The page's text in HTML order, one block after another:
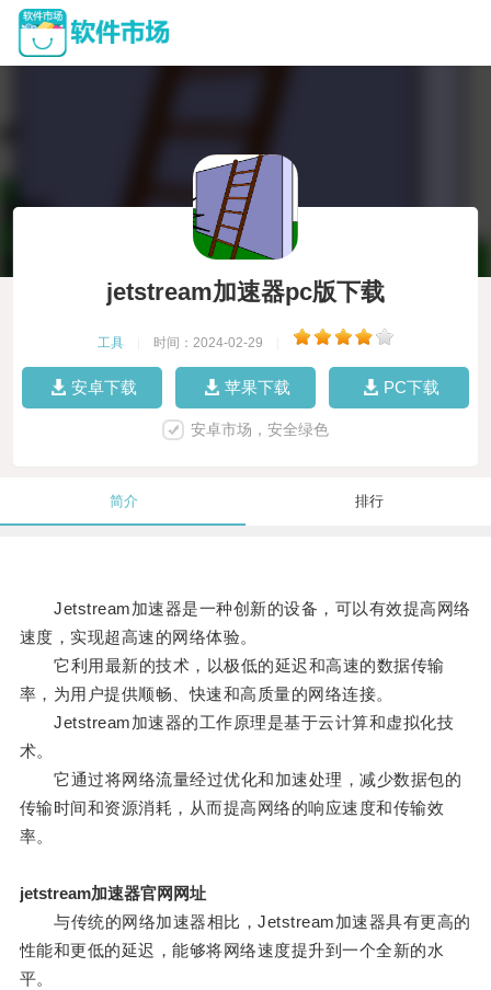
jetstream加速器pc版下载
工具 时间：2024-02-29
安卓下载 苹果下载 PC下载
安卓市场，安全绿色
简介 排行
Jetstream加速器是一种创新的设备，可以有效提高网络
速度，实现超高速的网络体验。
它利用最新的技术，以极低的延迟和高速的数据传输
率，为用户提供顺畅、快速和高质量的网络连接。
Jetstream加速器的工作原理是基于云计算和虚拟化技
术。
它通过将网络流量经过优化和加速处理，减少数据包的
传输时间和资源消耗，从而提高网络的响应速度和传输效
率。
jetstream加速器官网网址
与传统的网络加速器相比，Jetstream加速器具有更高的
性能和更低的延迟，能够将网络速度提升到一个全新的水
平。